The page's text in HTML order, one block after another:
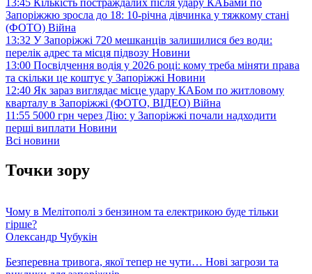
Запоріжжю зросла до 18: 10-річна дівчинка у тяжкому стані
(ФОТО) Війна
13:32 У Запоріжжі 720 мешканців залишилися без води:
перелік адрес та місця підвозу Новини
13:00 Посвідчення водія у 2026 році: кому треба міняти права
та скільки це коштує у Запоріжжі Новини
12:40 Як зараз виглядає місце удару КАБом по житловому
кварталу в Запоріжжі (ФОТО, ВІДЕО) Війна
11:55 5000 грн через Дію: у Запоріжжі почали надходити
перші виплати Новини
Всі новини
Точки зору
Чому в Мелітополі з бензином та електрикою буде тільки
гірше?
Олександр Чубукін
Безперевна тривога, якої тепер не чути… Нові загрози та